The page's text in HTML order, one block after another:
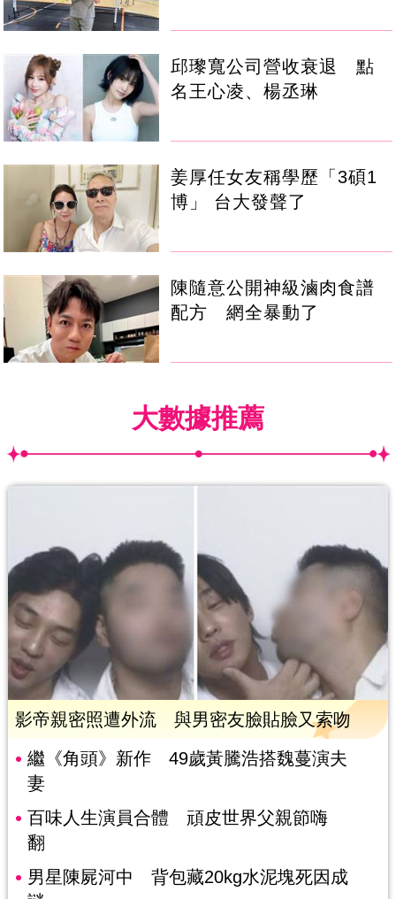
邱瓈寬公司營收衰退 點
名王心凌、楊丞琳
姜厚任女友稱學歷「3碩1
博」 台大發聲了
陳隨意公開神級滷肉食譜
配方 網全暴動了
大數據推薦
影帝親密照遭外流 與男密友臉貼臉又索吻
繼《角頭》新作 49歲黃騰浩搭魏蔓演夫
妻
百味人生演員合體 頑皮世界父親節嗨
翻
男星陳屍河中 背包藏20kg水泥塊死因成